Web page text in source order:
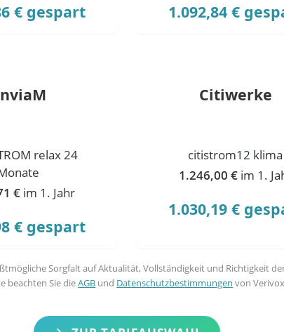
€ gespart 1.092,84 €
relax 24
€ im 1. Jahr
€ gespart
Citiwerke
citistrom12 klima
1.246,00 € im 1.
1.030,19 €
Sorgfalt auf Aktualität, Vollständigkeit und Richtigkeit
beachten Sie dieAGB und Datenschutzbestimmungen von